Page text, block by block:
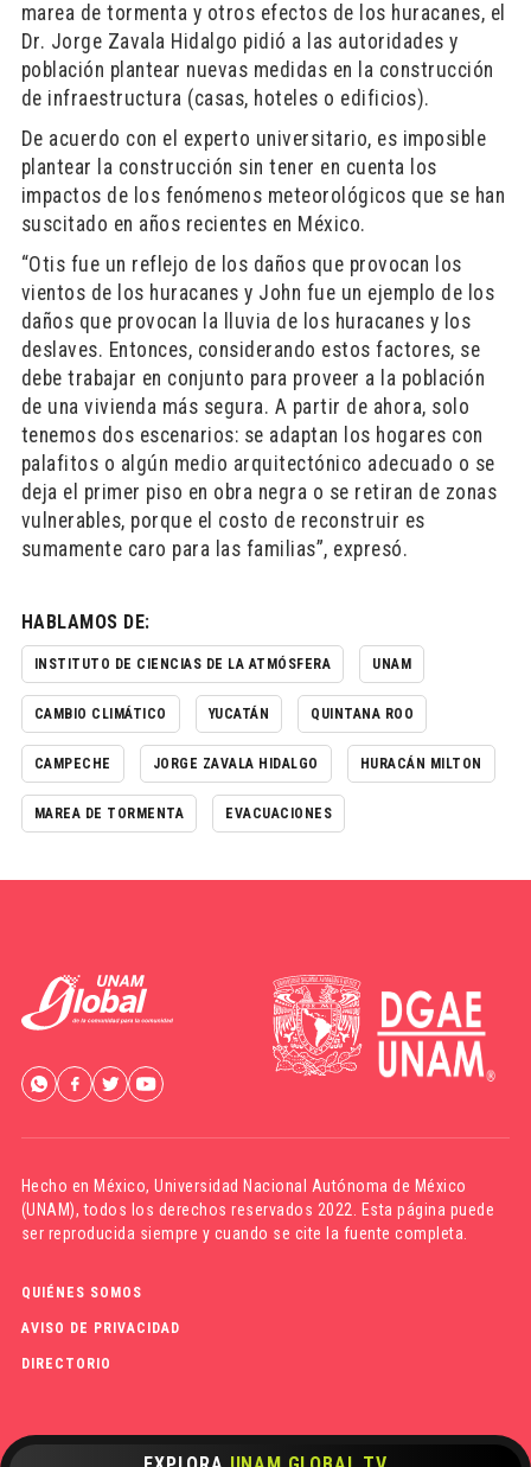
marea de tormenta y otros efectos de los huracanes, el
Dr. Jorge Zavala Hidalgo pidió a las autoridades y
población plantear nuevas medidas en la construcción
de infraestructura (casas, hoteles o edificios).
De acuerdo con el experto universitario, es imposible
plantear la construcción sin tener en cuenta los
impactos de los fenómenos meteorológicos que se han
suscitado en años recientes en México.
“Otis fue un reflejo de los daños que provocan los
vientos de los huracanes y John fue un ejemplo de los
daños que provocan la lluvia de los huracanes y los
deslaves. Entonces, considerando estos factores, se
debe trabajar en conjunto para proveer a la población
de una vivienda más segura. A partir de ahora, solo
tenemos dos escenarios: se adaptan los hogares con
palafitos o algún medio arquitectónico adecuado o se
deja el primer piso en obra negra o se retiran de zonas
vulnerables, porque el costo de reconstruir es
sumamente caro para las familias”, expresó.
HABLAMOS DE:
INSTITUTO DE CIENCIAS DE LA ATMÓSFERA UNAM
CAMBIO CLIMÁTICO YUCATÁN QUINTANA ROO
CAMPECHE JORGE ZAVALA HIDALGO HURACÁN MILTON
MAREA DE TORMENTA EVACUACIONES
Hecho en México,Universidad Nacional Autónoma de México
(UNAM), todos los derechos reservados 2022. Esta página puede
ser reproducida siempre y cuando se cite la fuente completa.
QUIÉNES SOMOS
AVISO DE PRIVACIDAD
DIRECTORIO